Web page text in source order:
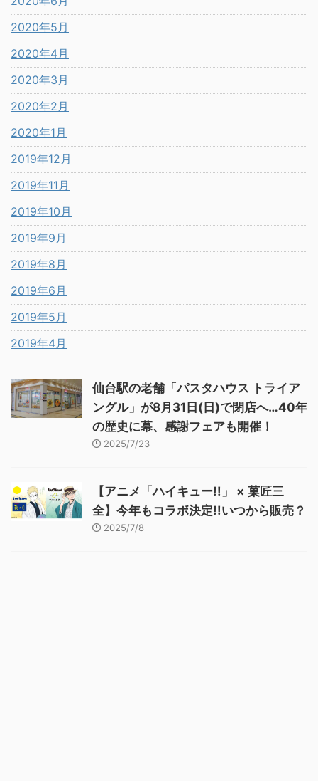
2020年5月
2020年4月
2020年3月
2020年2月
2020年1月
2019年12月
2019年11月
2019年10月
2019年9月
2019年8月
2019年6月
2019年5月
2019年4月
仙台駅の老舗「パスタハウス トライア
ングル」が8月31日(日)で閉店へ…40年
の歴史に幕、感謝フェアも開催！
2025/7/23
【アニメ「ハイキュー!!」 × 菓匠三
全】今年もコラボ決定!!いつから販売？
2025/7/8